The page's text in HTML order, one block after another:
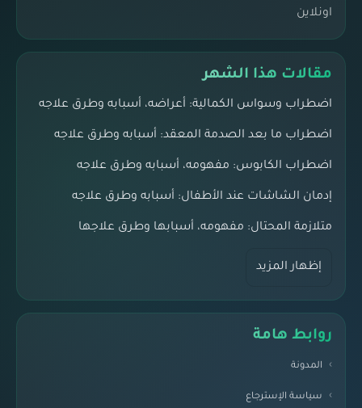
اونلاين
مقالات هذا الشهر
اضطراب وسواس الكمالية: أعراضه، أسبابه وطرق علاجه
اضطراب ما بعد الصدمة المعقد: أسبابه وطرق علاجه
اضطراب الكابوس: مفهومه، أسبابه وطرق علاجه
إدمان الشاشات عند الأطفال: أسبابه وطرق علاجه
متلازمة المحتال: مفهومه، أسبابها وطرق علاجها
إظهار المزيد
روابط هامة
المدونة
سياسة الإسترجاع